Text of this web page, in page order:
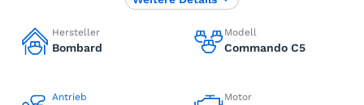
Hersteller
Bombard
Modell
Commando C5
Antrieb Motor